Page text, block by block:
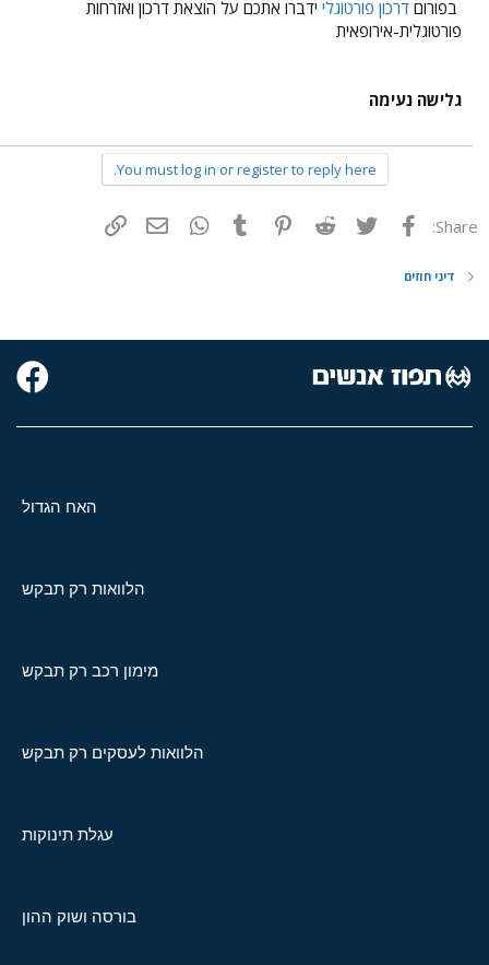
בפורום דרכון פורטוגלי ידברו אתכם על הוצאת דרכון ואזרחות
פורטוגלית-אירופאית
גלישה נעימה
You must log in or register to reply here.
Share: פייסבוק Twitter
Reddit
Pinterest
Tumblr
WhatsAppדואר אלקטרוני
דיני חוזים
האח הגדול
הלוואות רק תבקש
מימון רכב רק תבקש
הלוואות לעסקים רק תבקש
עגלת תינוקות
בורסה ושוק ההון